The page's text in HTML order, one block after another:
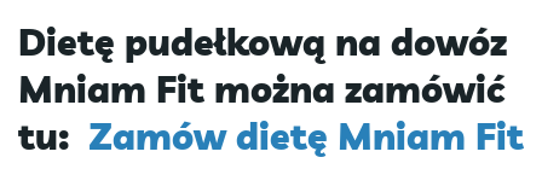
Dietę pudełkową na dowóz
Mniam Fit można zamówić
tu: Zamów dietę Mniam Fit